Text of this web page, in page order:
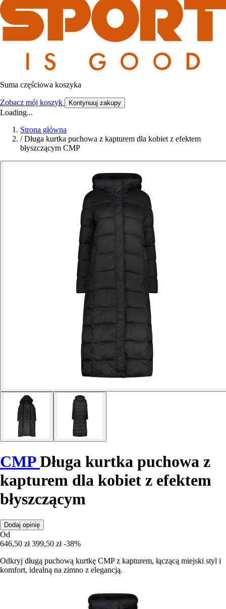
Suma częściowa koszyka
Zobacz mój koszyk Kontynuuj zakupy
Loading...
Strona główna
/ Długa kurtka puchowa z kapturem dla kobiet z efektem
błyszczącym CMP
CMPDługa kurtka puchowa z
kapturem dla kobiet z efektem
błyszczącym
Dodaj opinię
Od
646,50 zł 399,50 zł -38%
Odkryj długą puchową kurtkę CMP z kapturem, łączącą miejski styl i
komfort, idealną na zimno z elegancją.